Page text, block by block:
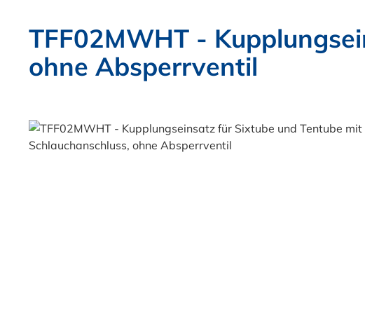
TFF02MWHT -
ohne Absperrventil
Bildergalerie überspringen